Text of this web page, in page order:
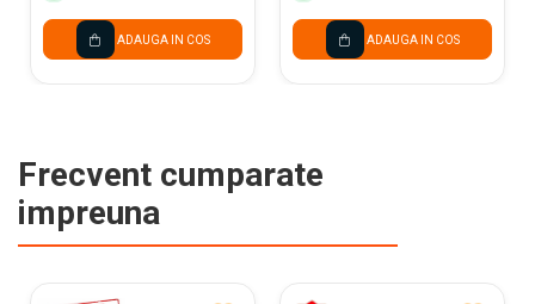
ADAUGA IN COS ADAUGA IN COS
Frecvent cumparate
impreuna